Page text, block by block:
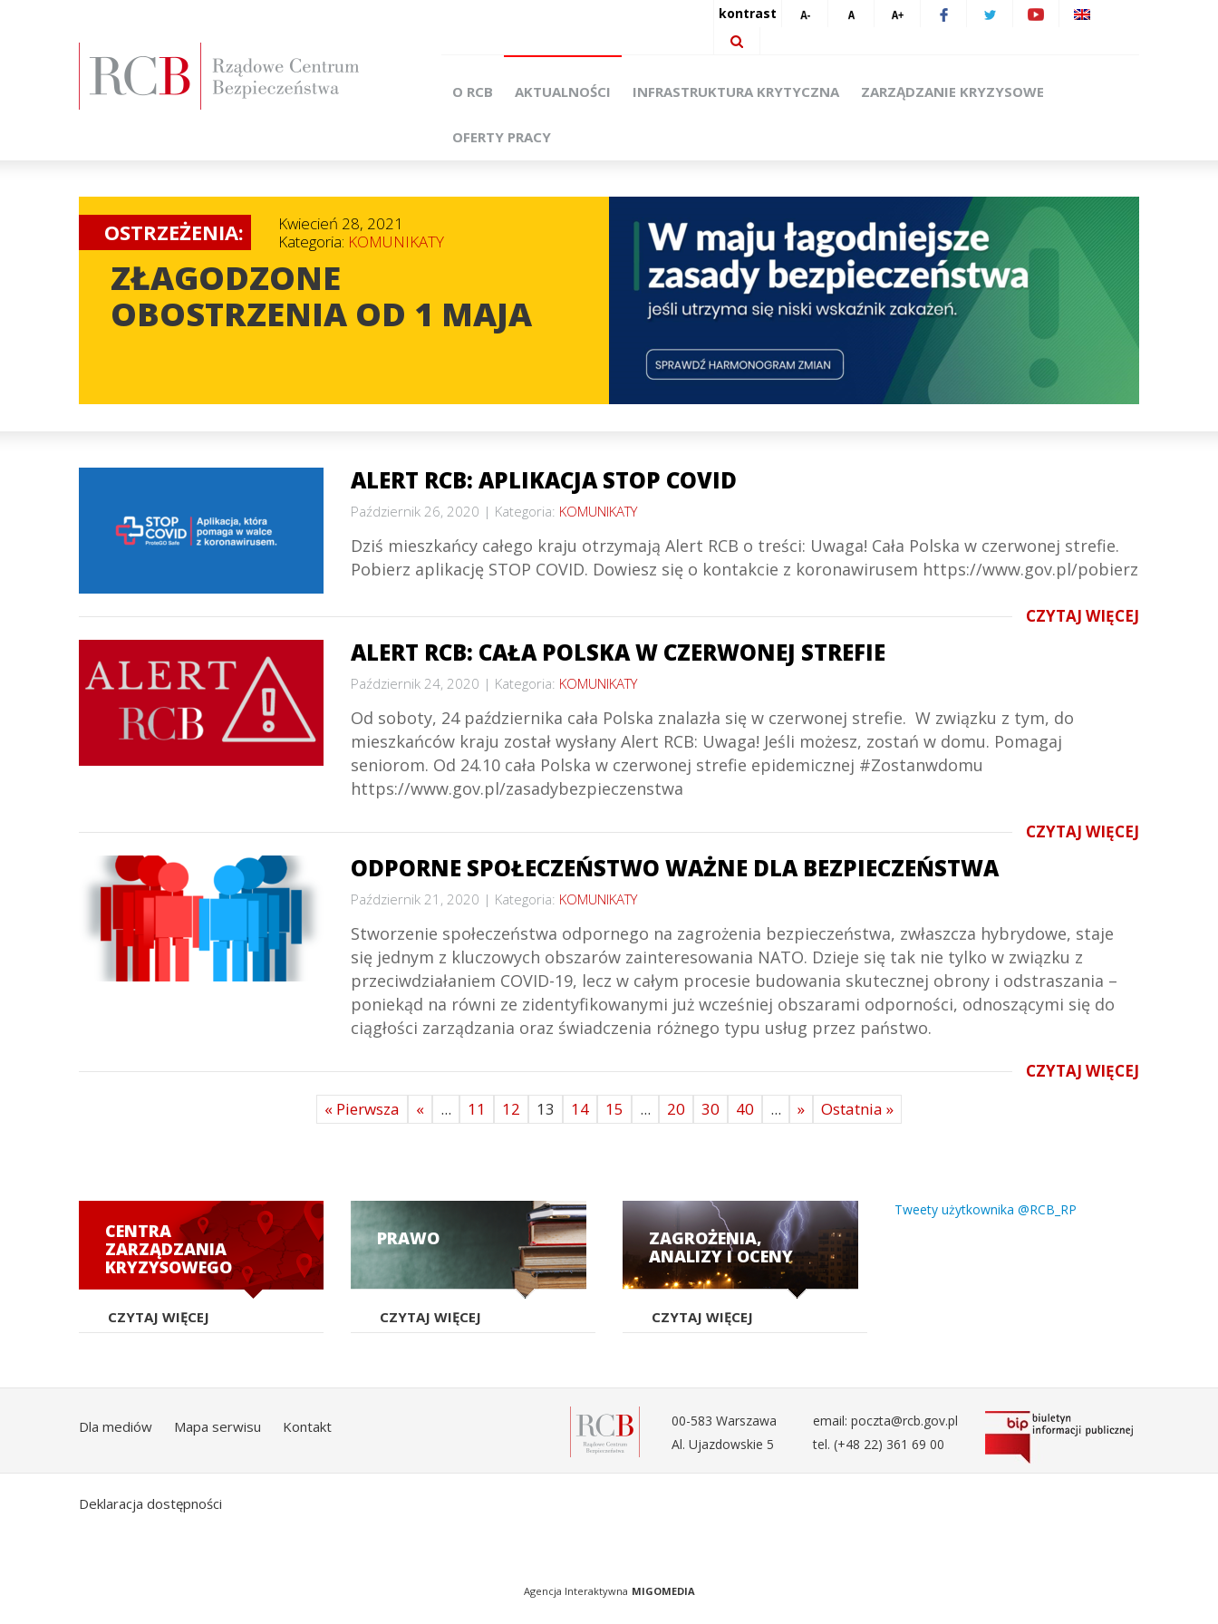
kontrast
O RCB AKTUALNOŚCI INFRASTRUKTURA KRYTYCZNA ZARZĄDZANIE KRYZYSOWE
OFERTY PRACY
OSTRZEŻENIA:
Kwiecień 28, 2021
Kategoria: KOMUNIKATY
ZŁAGODZONE
OBOSTRZENIA OD 1 MAJA
ALERT RCB: APLIKACJA STOP COVID
Październik 26, 2020 Kategoria: KOMUNIKATY
Dziś mieszkańcy całego kraju otrzymają Alert RCB o treści: Uwaga! Cała Polska w czerwonej strefie.
Pobierz aplikację STOP COVID. Dowiesz się o kontakcie z koronawirusem https://www.gov.pl/pobierz
CZYTAJ WIĘCEJ
ALERT RCB: CAŁA POLSKA W CZERWONEJ STREFIE
Październik 24, 2020 Kategoria: KOMUNIKATY
Od soboty, 24 października cała Polska znalazła się w czerwonej strefie. W związku z tym, do
mieszkańców kraju został wysłany Alert RCB: Uwaga! Jeśli możesz, zostań w domu. Pomagaj
seniorom. Od 24.10 cała Polska w czerwonej strefie epidemicznej #Zostanwdomu
https://www.gov.pl/zasadybezpieczenstwa
CZYTAJ WIĘCEJ
ODPORNE SPOŁECZEŃSTWO WAŻNE DLA BEZPIECZEŃSTWA
Październik 21, 2020 Kategoria: KOMUNIKATY
Stworzenie społeczeństwa odpornego na zagrożenia bezpieczeństwa, zwłaszcza hybrydowe, staje
się jednym z kluczowych obszarów zainteresowania NATO. Dzieje się tak nie tylko w związku z
przeciwdziałaniem COVID-19, lecz w całym procesie budowania skutecznej obrony i odstraszania –
poniekąd na równi ze zidentyfikowanymi już wcześniej obszarami odporności, odnoszącymi się do
ciągłości zarządzania oraz świadczenia różnego typu usług przez państwo.
CZYTAJ WIĘCEJ
« Pierwsza
« ... 11 12 13 14 15 ... 20 30 40 ... » Ostatnia »
CENTRA
ZARZĄDZANIA
KRYZYSOWEGO
CZYTAJ WIĘCEJ
PRAWO
CZYTAJ WIĘCEJ
ZAGROŻENIA,
ANALIZY I OCENY
CZYTAJ WIĘCEJ
Tweety użytkownika @RCB_RP
Dla mediów Mapa serwisu Kontakt
Deklaracja dostępności
00-583 Warszawa
Al. Ujazdowskie 5
email: poczta@rcb.gov.pl
tel. (+48 22) 361 69 00
Agencja Interaktywna MIGOMEDIA